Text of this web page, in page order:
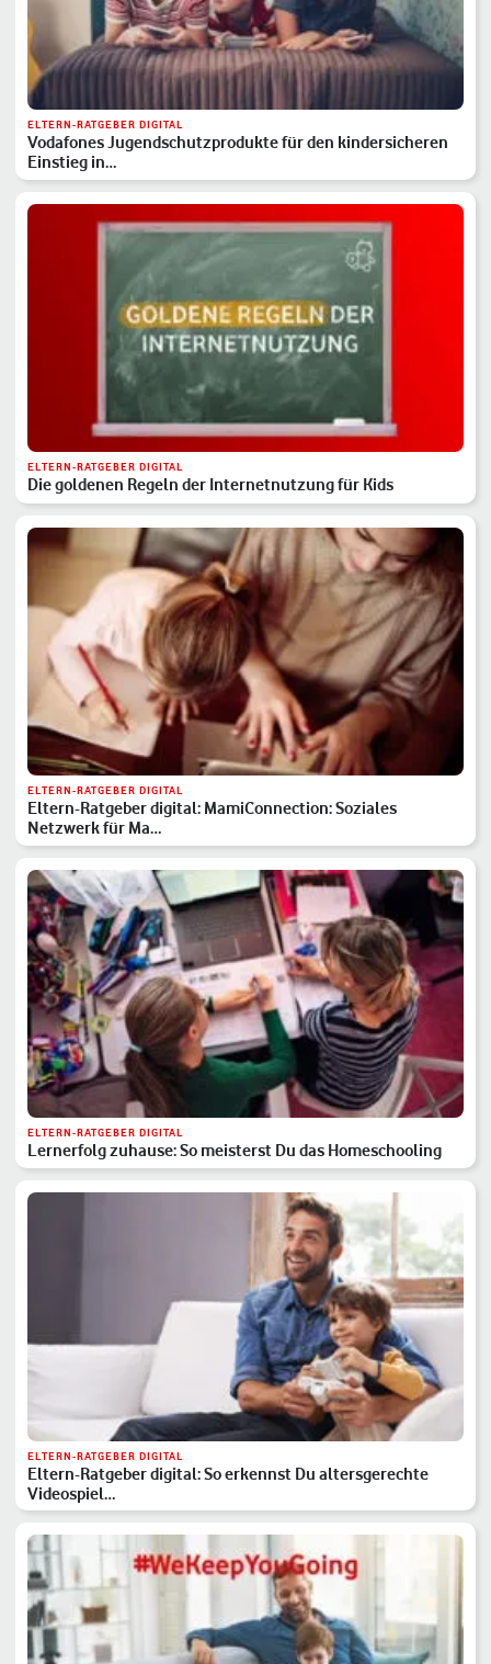
ELTERN-RATGEBER DIGITAL
Vodafones Jugendschutzprodukte für den kindersicheren
Einstieg in…
ELTERN-RATGEBER DIGITAL
Die goldenen Regeln der Internetnutzung für Kids
ELTERN-RATGEBER DIGITAL
Eltern-Ratgeber digital: MamiConnection: Soziales
Netzwerk für Ma…
ELTERN-RATGEBER DIGITAL
Lernerfolg zuhause: So meisterst Du das Homeschooling
ELTERN-RATGEBER DIGITAL
Eltern-Ratgeber digital: So erkennst Du altersgerechte
Videospiel…